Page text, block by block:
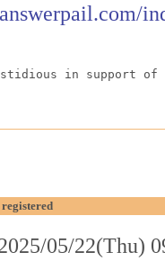
in support of
05/22(Thu)